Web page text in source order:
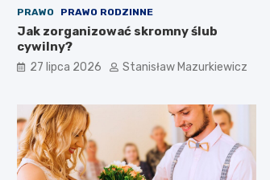
PRAWO PRAWO RODZINNE
Jak zorganizować skromny ślub
cywilny?
27 lipca 2026 Stanisław Mazurkiewicz